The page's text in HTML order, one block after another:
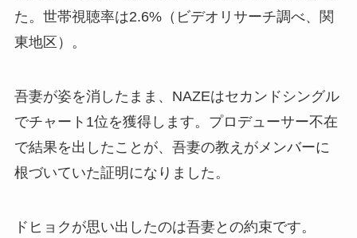
た。世帯視聴率は2.6%（ビデオリサーチ調べ、関
東地区）。
吾妻が姿を消したまま、NAZEはセカンドシングル
でチャート1位を獲得します。プロデューサー不在
で結果を出したことが、吾妻の教えがメンバーに
根づいていた証明になりました。
ドヒョクが思い出したのは吾妻との約束です。